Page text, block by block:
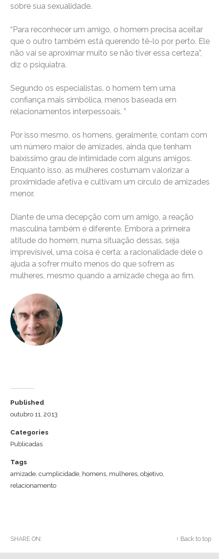
sobre sua sexualidade.
“Para reconhecer um amigo, o homem precisa aceitar
que o outro também está querendo tê-lo por perto. Ele
não vai se aproximar muito se não tiver essa certeza”,
diz o psiquiatra.
Segundo os especialistas, o homem tem uma
confiança mais simbólica, menos baseada em
relacionamentos interpessoais. ”
Por isso mesmo, os homens, geralmente, contam com
um número maior de amizades, ainda que tenham
baixíssimo grau de intimidade com alguns amigos.
Enquanto isso, as mulheres costumam valorizar a
proximidade afetiva e cultivam um círculo de amizades
menor.
Diante de uma decepção com um amigo, a reação
masculina também é diferente. Embora a primeira
atitude do homem, numa situação dessas, seja
imprevisível, uma coisa é certa: a racionalidade dele o
ajuda a sofrer muito menos do que sofrem as
mulheres, mesmo quando a amizade chega ao fim.
Published
outubro 11, 2013
Categories
Publicadas
Tags
amizade,cumplicidade, homens, mulheres,objetivo,
relacionamento
SHARE ON: ↑ Back to top